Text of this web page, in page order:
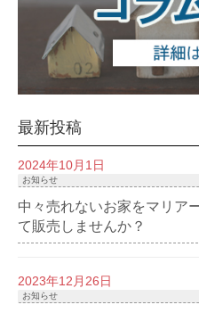
最新投稿
2024年10月1日
お知らせ
中々売れないお家をマリア
て販売しませんか？
2023年12月26日
お知らせ